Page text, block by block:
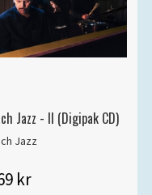
Jazz - II (Digipak CD)
Jazz
kr